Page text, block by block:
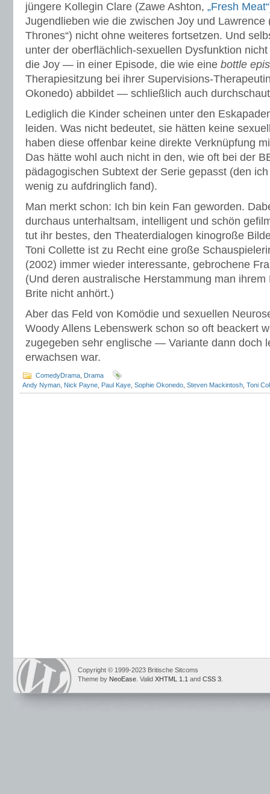
jüngere Kollegin Clare (Zawe Ashton, „Fresh Meat“
Jugendlieben wie die zwischen Joy und Lawrence
Thrones“) nicht ohne weiteres fortsetzen. Und
unter der oberflächlich-sexuellen Dysfunktion
die Joy — in einer Episode, die wie eine bottle
Therapiesitzung bei ihrer Supervisions-
Okonedo) abbildet — schließlich auch
Lediglich die Kinder scheinen unter den
leiden. Was nicht bedeutet, sie hätten keine
haben diese offenbar keine direkte Verknüpfung
Das hätte wohl auch nicht in den, wie oft bei der
pädagogischen Subtext der Serie gepasst (den ich
wenig zu aufdringlich fand).
Man merkt schon: Ich bin kein Fan geworden.
durchaus unterhaltsam, intelligent und schön
tut ihr bestes, den Theaterdialogen kinogroße
Toni Collette ist zu Recht eine große
(2002) immer wieder interessante, gebrochene
(Und deren australische Herstammung man
Brite nicht anhört.)
Aber das Feld von Komödie und sexuellen
Woody Allens Lebenswerk schon so oft beackert
zugegeben sehr englische — Variante dann doch
erwachsen war.
ComedyDrama Drama
Andy Nyman Nick Payne Paul Kaye Sophie Okonedo Steven Mackintosh Toni
Copyright © 1999-2023 Britische Sitcoms
Theme by NeoEase . Valid XHTML 1.1 and CSS 3